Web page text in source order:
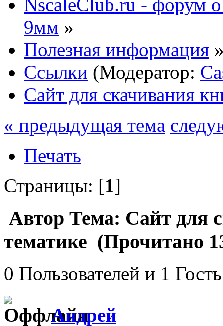
NscaleClub.ru - форум
9мм »
Полезная информация
Ссылки (Модератор:
Сайт для скачивания
« предыдущая тема
Печать
Страницы: [1]
Автор Тема: Сайт для
тематике (Прочитано
0 Пользователей и 1
Андрей